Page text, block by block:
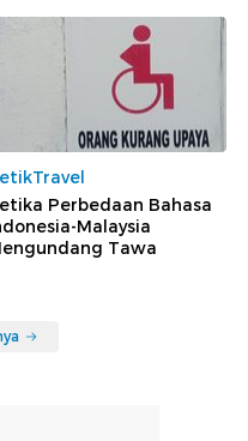
Perbedaan Bahasa
Malaysia
Tawa